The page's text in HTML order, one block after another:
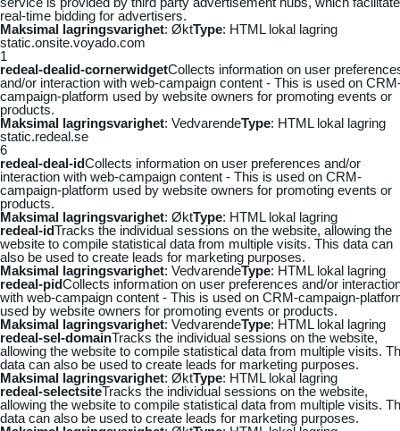
real-time bidding for advertisers.
Maksimal lagringsvarighet: ØktType: HTML lokal lagring
static.onsite.voyado.com
1
redeal-dealid-cornerwidgetCollects information on user
and/or interaction with web-campaign content - This is used on
campaign-platform used by website owners for promoting events or
products.
Maksimal lagringsvarighet: VedvarendeType: HTML lokal lagring
static.redeal.se
6
redeal-deal-idCollects information on user preferences and/or
interaction with web-campaign content - This is used on CRM-
campaign-platform used by website owners for promoting events or
products.
Maksimal lagringsvarighet: ØktType: HTML lokal lagring
redeal-idTracks the individual sessions on the website, allowing the
website to compile statistical data from multiple visits. This data can
also be used to create leads for marketing purposes.
Maksimal lagringsvarighet: VedvarendeType: HTML lokal lagring
redeal-pidCollects information on user preferences and/or
with web-campaign content - This is used on CRM-campaign-
used by website owners for promoting events or products.
Maksimal lagringsvarighet: VedvarendeType: HTML lokal lagring
redeal-sel-domainTracks the individual sessions on the website,
allowing the website to compile statistical data from multiple visits.
data can also be used to create leads for marketing purposes.
Maksimal lagringsvarighet: ØktType: HTML lokal lagring
redeal-selectsiteTracks the individual sessions on the website,
allowing the website to compile statistical data from multiple visits.
data can also be used to create leads for marketing purposes.